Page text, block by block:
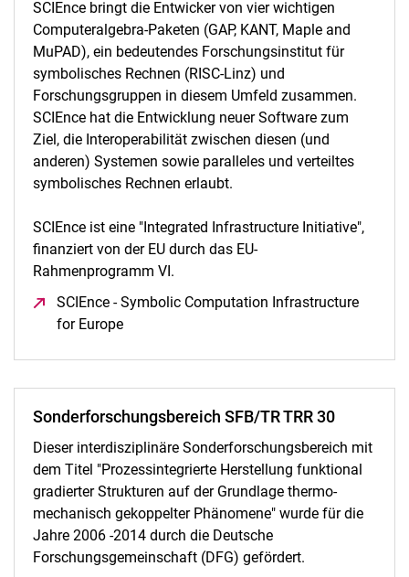
SCIEnce bringt die Entwicker von vier wichtigen
Computeralgebra-Paketen (GAP, KANT, Maple and
MuPAD), ein bedeutendes Forschungsinstitut für
symbolisches Rechnen (RISC-Linz) und
Forschungsgruppen in diesem Umfeld zusammen.
SCIEnce hat die Entwicklung neuer Software zum
Ziel, die Interoperabilität zwischen diesen (und
anderen) Systemen sowie paralleles und verteiltes
symbolisches Rechnen erlaubt.
SCIEnce ist eine "Integrated Infrastructure Initiative",
finanziert von der EU durch das EU-
Rahmenprogramm VI.
SCIEnce - Symbolic Computation Infrastructure
for Europe
Sonderforschungsbereich SFB/TR TRR 30
Dieser interdisziplinäre Sonderforschungsbereich mit
dem Titel "Prozessintegrierte Herstellung funktional
gradierter Strukturen auf der Grundlage thermo-
mechanisch gekoppelter Phänomene" wurde für die
Jahre 2006 -2014 durch die Deutsche
Forschungsgemeinschaft (DFG) gefördert.